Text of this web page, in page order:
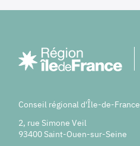
Conseil régional d'Île-de-France
2, rue Simone Veil
93400 Saint-Ouen-sur-Seine